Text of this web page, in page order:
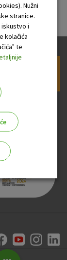
Nužni
stranice.
i
kolačića
te
Nužni kolačići